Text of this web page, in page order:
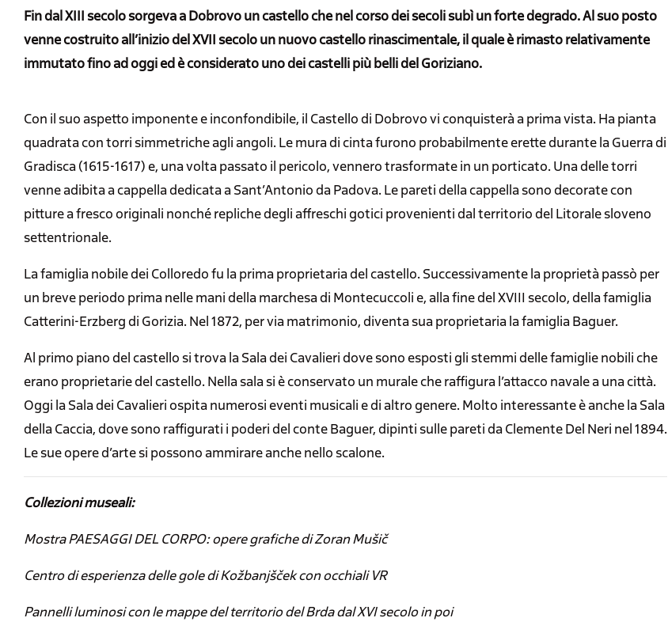
Fin dal XIII secolo sorgeva a Dobrovo un castello che nel corso dei secoli subì un forte degrado. Al suo posto
venne costruito all’inizio del XVII secolo un nuovo castello rinascimentale, il quale è rimasto relativamente
immutato fino ad oggi ed è considerato uno dei castelli più belli del Goriziano.
Con il suo aspetto imponente e inconfondibile, il Castello di Dobrovo vi conquisterà a prima vista. Ha pianta
quadrata con torri simmetriche agli angoli. Le mura di cinta furono probabilmente erette durante la Guerra di
Gradisca (1615-1617) e, una volta passato il pericolo, vennero trasformate in un porticato. Una delle torri
venne adibita a cappella dedicata a Sant’Antonio da Padova. Le pareti della cappella sono decorate con
pitture a fresco originali nonché repliche degli affreschi gotici provenienti dal territorio del Litorale sloveno
settentrionale.
La famiglia nobile dei Colloredo fu la prima proprietaria del castello. Successivamente la proprietà passò per
un breve periodo prima nelle mani della marchesa di Montecuccoli e, alla fine del XVIII secolo, della famiglia
Catterini-Erzberg di Gorizia. Nel 1872, per via matrimonio, diventa sua proprietaria la famiglia Baguer.
Al primo piano del castello si trova la Sala dei Cavalieri dove sono esposti gli stemmi delle famiglie nobili che
erano proprietarie del castello. Nella sala si è conservato un murale che raffigura l’attacco navale a una città.
Oggi la Sala dei Cavalieri ospita numerosi eventi musicali e di altro genere. Molto interessante è anche la Sala
della Caccia, dove sono raffigurati i poderi del conte Baguer, dipinti sulle pareti da Clemente Del Neri nel 1894.
Le sue opere d’arte si possono ammirare anche nello scalone.
Collezioni museali:
Mostra PAESAGGI DEL CORPO: opere grafiche di Zoran Mušič
Centro di esperienza delle gole di Kožbanjšček con occhiali VR
Pannelli luminosi con le mappe del territorio del Brda dal XVI secolo in poi